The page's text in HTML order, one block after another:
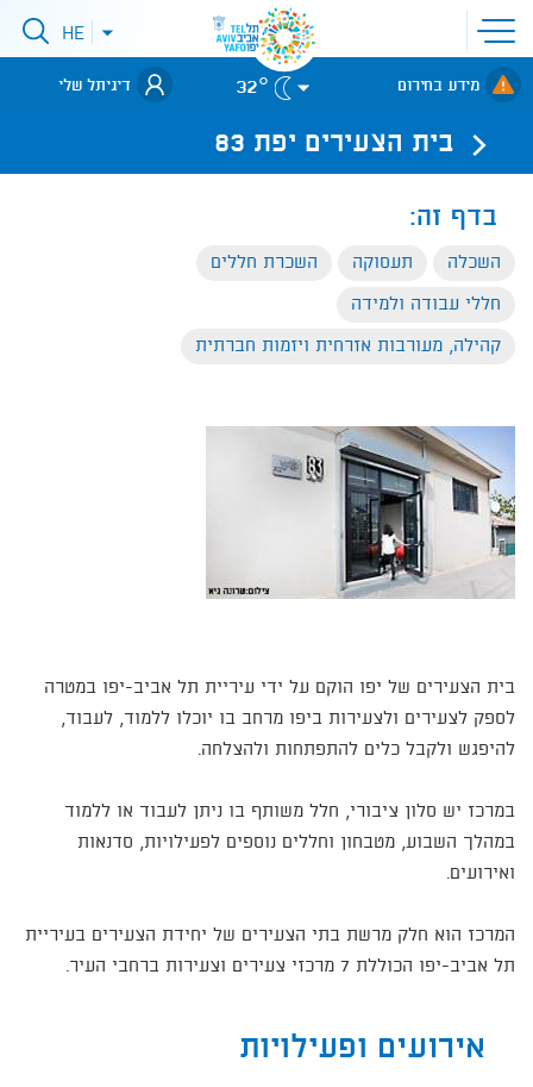
סגירת
תפריט
אתר
לאתר עיריית
תל-אביב
פתיחתHE
מידע בחירום 32° דיגיתל שלי
בית הצעירים יפת 83
בדף זה:
השכלה תעסוקה
השכרת חללים
חללי עבודה ולמידה
קהילה, מעורבות אזרחית ויזמות חברתית
בית הצעירים של יפו הוקם על ידי עיריית תל אביב-יפו במטרה
לספק לצעירים ולצעירות ביפו מרחב בו יוכלו ללמוד, לעבוד,
להיפגש ולקבל כלים להתפתחות ולהצלחה.
במרכז יש סלון ציבורי, חלל משותף בו ניתן לעבוד או ללמוד
במהלך השבוע, מטבחון וחללים נוספים לפעילויות, סדנאות
ואירועים.
המרכז הוא חלק מרשת בתי הצעירים של יחידת הצעירים בעיריית
תל אביב-יפו הכוללת 7 מרכזי צעירים וצעירות ברחבי העיר.​
אירועים ופעילויות